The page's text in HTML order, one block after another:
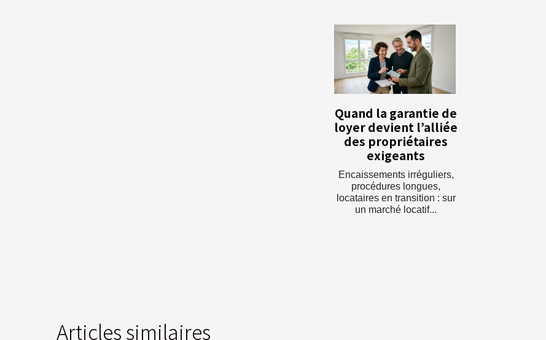
Quand la garantie de
loyer devient l’alliée
des propriétaires
exigeants
Encaissements irréguliers,
procédures longues,
locataires en transition : sur
un marché locatif...
Articles similaires